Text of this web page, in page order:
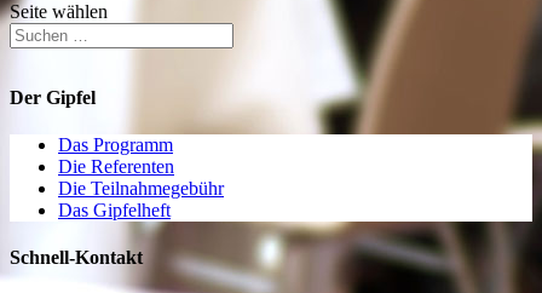
Seite wählen
Der Gipfel
Das Programm
Die Referenten
Die Teilnahmegebühr
Das Gipfelheft
Schnell-Kontakt